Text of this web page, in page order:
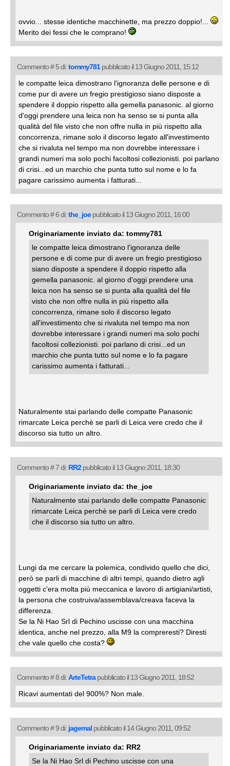
ovvio... stesse identiche macchinette, ma prezzo doppio!...
Merito dei fessi che le comprano!
Commento # 5 di:tommy781pubblicato il 13 Giugno 2011, 15:12
le compatte leica dimostrano l'ignoranza delle persone e di
come pur di avere un fregio prestigioso siano disposte a
spendere il doppio rispetto alla gemella panasonic. al giorno
d'oggi prendere una leica non ha senso se si punta alla
qualità del file visto che non offre nulla in più rispetto alla
concorrenza, rimane solo il discorso legato all'investimento
che si rivaluta nel tempo ma non dovrebbe interessare i
grandi numeri ma solo pochi facoltosi collezionisti. poi parlano
di crisi...ed un marchio che punta tutto sul nome e lo fa
pagare carissimo aumenta i fatturati...
Commento # 6 di:the_joepubblicato il 13 Giugno 2011, 16:00
Originariamente inviato da: tommy781
le compatte leica dimostrano l'ignoranza delle
persone e di come pur di avere un fregio prestigioso
siano disposte a spendere il doppio rispetto alla
gemella panasonic. al giorno d'oggi prendere una
leica non ha senso se si punta alla qualità del file
visto che non offre nulla in più rispetto alla
concorrenza, rimane solo il discorso legato
all'investimento che si rivaluta nel tempo ma non
dovrebbe interessare i grandi numeri ma solo pochi
facoltosi collezionisti. poi parlano di crisi...ed un
marchio che punta tutto sul nome e lo fa pagare
carissimo aumenta i fatturati...
Naturalmente stai parlando delle compatte Panasonic
rimarcate Leica perchè se parli di Leica vere credo che il
discorso sia tutto un altro.
Commento # 7 di: RR2pubblicato il 13 Giugno 2011, 18:30
Originariamente inviato da: the_joe
Naturalmente stai parlando delle compatte Panasonic
rimarcate Leica perchè se parli di Leica vere credo
che il discorso sia tutto un altro.
Lungi da me cercare la polemica, condivido quello che dici,
però se parli di macchine di altri tempi, quando dietro agli
oggetti c'era molta più meccanica e lavoro di artigiani/artisti,
la persona che costruiva/assemblava/creava faceva la
differenza.
Se la Ni Hao Srl di Pechino uscisse con una macchina
identica, anche nel prezzo, alla M9 la compreresti? Diresti
che vale quello che costa?
Commento # 8 di:ArteTetrapubblicato il 13 Giugno 2011, 18:52
Ricavi aumentati del 900%? Non male.
Commento # 9 di: jagemal pubblicato il 14 Giugno 2011, 09:52
Originariamente inviato da: RR2
Se la Ni Hao Srl di Pechino uscisse con una